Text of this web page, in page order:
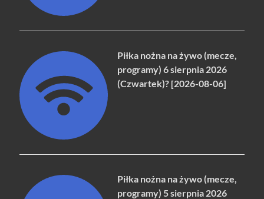
Piłka nożna na żywo (mecze,
programy) 6 sierpnia 2026
(Czwartek)? [2026-08-06]
Piłka nożna na żywo (mecze,
programy) 5 sierpnia 2026